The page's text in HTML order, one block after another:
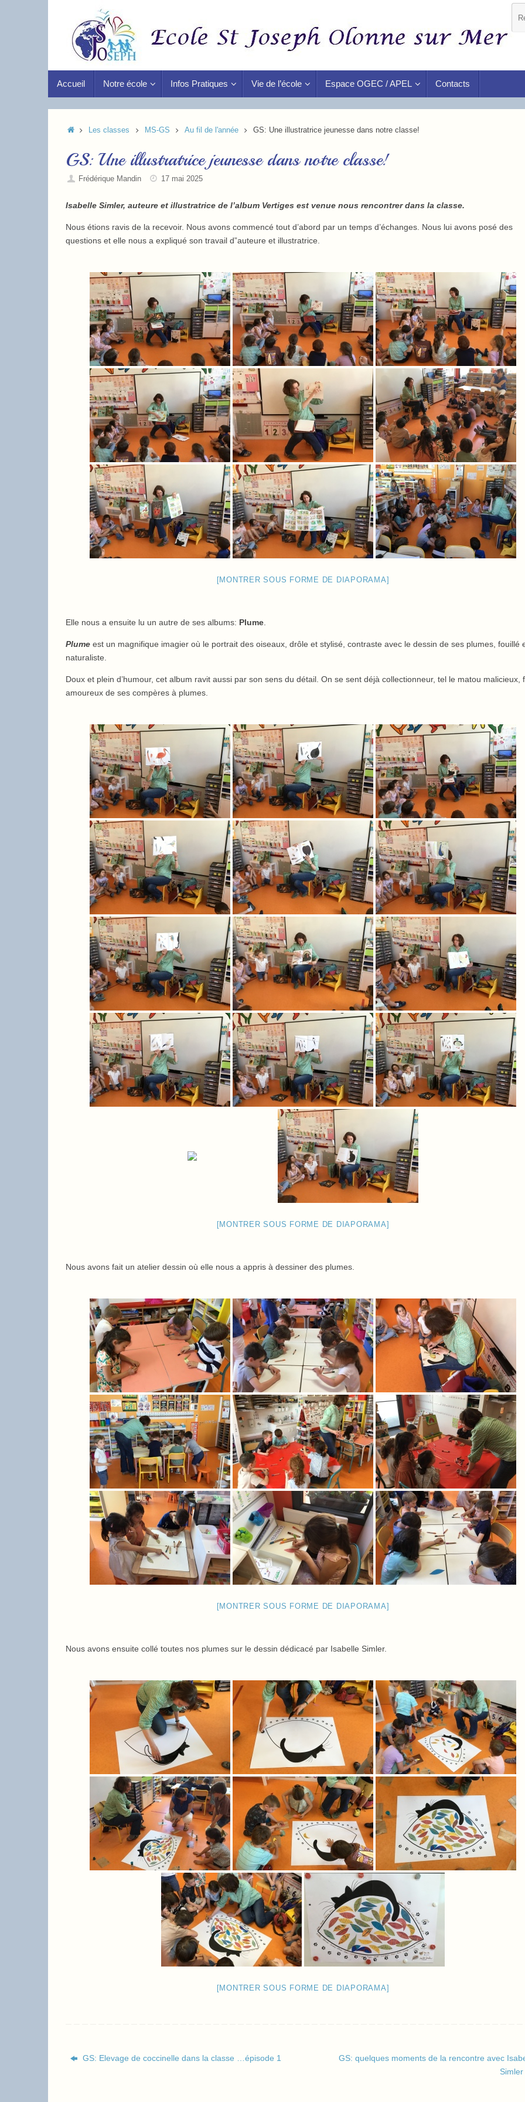
Accueil Notre école Infos Pratiques Vie de l’école Espace OGEC / APEL Contacts
Les classes MS-GS Au fil de l'année GS: Une illustratrice jeunesse dans notre classe!
GS: Une illustratrice jeunesse dans notre classe!
Frédérique Mandin 17 mai 2025
Isabelle Simler, auteure et illustratrice de l’album Vertiges est venue nous rencontrer dans la classe.
Nous étions ravis de la recevoir. Nous avons commencé tout d’abord par un temps d’échanges. Nous lui avons posé des
questions et elle nous a expliqué son travail d”auteure et illustratrice.
[MONTRER SOUS FORME DE DIAPORAMA]
Elle nous a ensuite lu un autre de ses albums: Plume
Plume est un magnifique imagier où le portrait des oiseaux, drôle et stylisé, contraste avec le dessin de ses plumes, fouillé
naturaliste.
Doux et plein d’humour, cet album ravit aussi par son sens du détail. On se sent déjà collectionneur, tel le matou malicieux,
amoureux de ses compères à plumes.
[MONTRER SOUS FORME DE DIAPORAMA]
Nous avons fait un atelier dessin où elle nous a appris à dessiner des plumes.
[MONTRER SOUS FORME DE DIAPORAMA]
Nous avons ensuite collé toutes nos plumes sur le dessin dédicacé par Isabelle Simler.
[MONTRER SOUS FORME DE DIAPORAMA]
GS: Elevage de coccinelle dans la classe …épisode 1
GS: quelques moments de la rencontre avec
Simler